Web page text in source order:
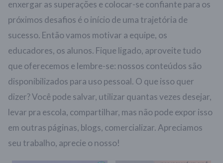
enxergar as superações e colocar-se confiante para os
próximos desafios é o início de uma trajetória de
sucesso. Então vamos motivar a equipe, os
educadores, os alunos. Fique ligado, aproveite tudo
que oferecemos e lembre-se: nossos conteúdos são
disponibilizados para uso pessoal. O que isso quer
dizer? Você pode salvar, utilizar quantas vezes desejar,
levar pra escola, compartilhar, mas não pode expor isso
em outras páginas, blogs, comercializar. Apreciamos
seu trabalho, aprecie o nosso!